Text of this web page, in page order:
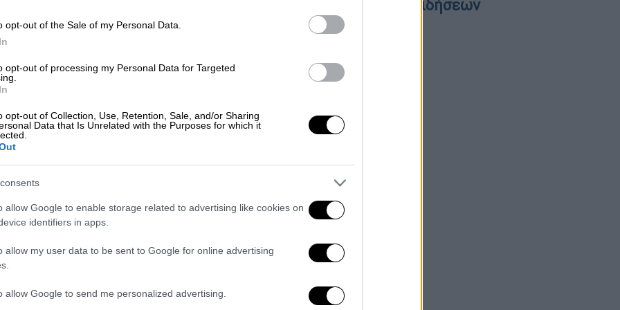
opt-out of the Sale of my Personal Data.
opt-out of processing my Personal Data for Targeted
opt-out of Collection, Use, Retention, Sale, and/or Sharing
Data that Is Unrelated with the Purposes for which it
allow Google to enable storage related to advertising like cookies on
identifiers in apps.
allow my user data to be sent to Google for online advertising
allow Google to send me personalized advertising.
Θεσσαλονίκη: Άνδρας προσπάθησε
όπου εργάζεται η πρώην
Ο 40χρονος κατηγορείται για
παραβάσεις των Νόμων περί όπλων,
αντίσταση και απόπειρα σωματικής
βλάβης
Ο ήρωας της ημέρας: Έσωσε
απρόκλητη επίθεση από νεαρούς
Κεντρικό δελτίο ειδήσεων
06/08/2026